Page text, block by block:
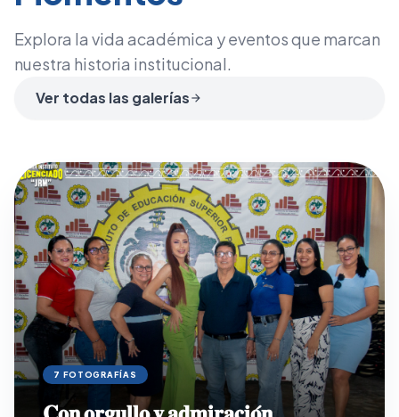
Explora la vida académica y eventos que marcan
nuestra historia institucional.
Ver todas las galerías arrow_forward
7 FOTOGRAFÍAS
𝐂𝐨𝐧 𝐨𝐫𝐠𝐮𝐥𝐥𝐨 𝐲 𝐚𝐝𝐦𝐢𝐫𝐚𝐜𝐢𝐨́𝐧